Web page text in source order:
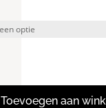
Toevoegen aan